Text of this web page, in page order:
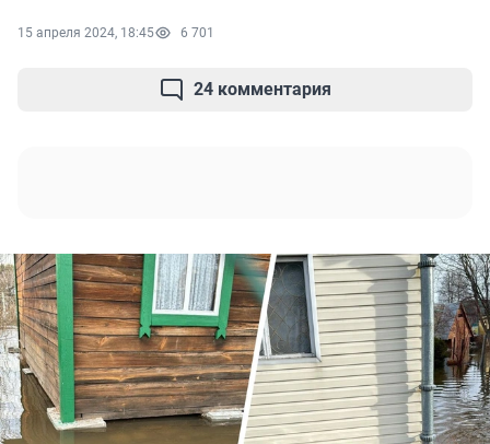
15 апреля 2024, 18:45 6 701
24 комментария